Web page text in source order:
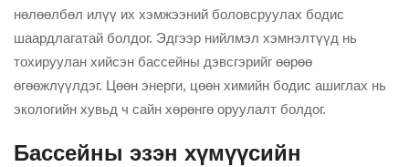
нөлөөлбөл илүү их хэмжээний боловсруулах бодис
шаардлагатай болдог. Эдгээр нийлмэл хэмнэлтүүд нь
тохируулан хийсэн бассейны дэвсгэрийг өөрөө
өгөөжлүүлдэг. Цөөн энерги, цөөн химийн бодис ашиглах нь
экологийн хувьд ч сайн хөрөнгө оруулалт болдог.
Бассейны эзэн хүмүүсийн